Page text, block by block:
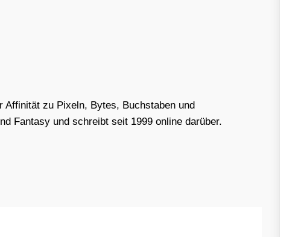
zu Pixeln, Bytes, Buchstaben und
Fantasy und schreibt seit 1999 online darüber.